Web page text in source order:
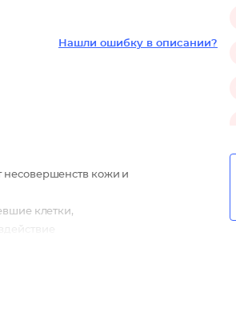
Нашли ошибку в описании?
несовершенств кожи и
клетки,